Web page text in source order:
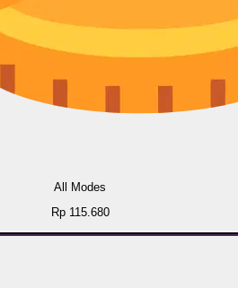
All Modes
Rp 115.680